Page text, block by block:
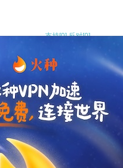
支持[0] 反对[0]
支持[0] 反对
支持